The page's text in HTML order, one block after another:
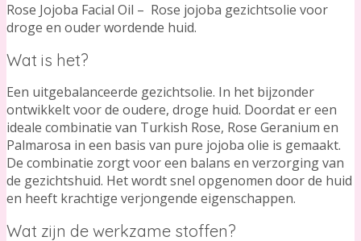
Rose Jojoba Facial Oil – Rose jojoba gezichtsolie voor
droge en ouder wordende huid.
Wat is het?
Een uitgebalanceerde gezichtsolie. In het bijzonder
ontwikkelt voor de oudere, droge huid. Doordat er een
ideale combinatie van Turkish Rose, Rose Geranium en
Palmarosa in een basis van pure jojoba olie is gemaakt.
De combinatie zorgt voor een balans en verzorging van
de gezichtshuid. Het wordt snel opgenomen door de huid
en heeft krachtige verjongende eigenschappen.
Wat zijn de werkzame stoffen?